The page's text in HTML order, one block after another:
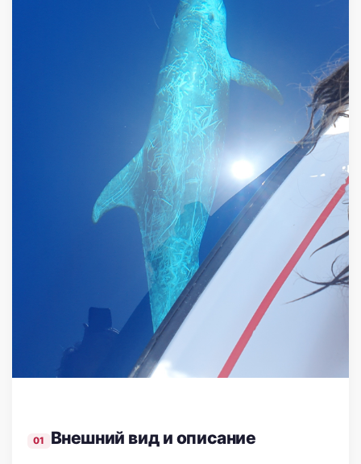
Внешний вид и описание